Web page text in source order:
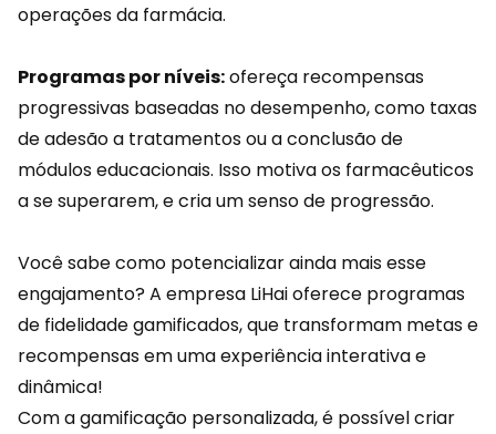
operações da farmácia.
Programas por níveis:ofereça recompensas
progressivas baseadas no desempenho, como taxas
de adesão a tratamentos ou a conclusão de
módulos educacionais. Isso motiva os farmacêuticos
a se superarem, e cria um senso de progressão.
Você sabe como potencializar ainda mais esse
engajamento? A empresa LiHaioferece programas
de fidelidadegamificados, que transformam metas e
recompensas em uma experiência interativa e
dinâmica!
Com a gamificação personalizada, é possível criar